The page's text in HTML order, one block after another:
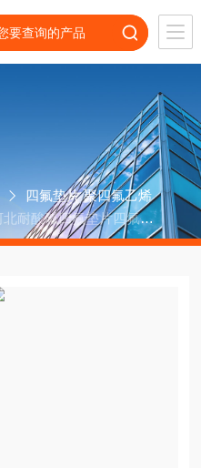
四氟垫片 聚四氟乙烯
北耐酸碱四氟垫片四氟垫